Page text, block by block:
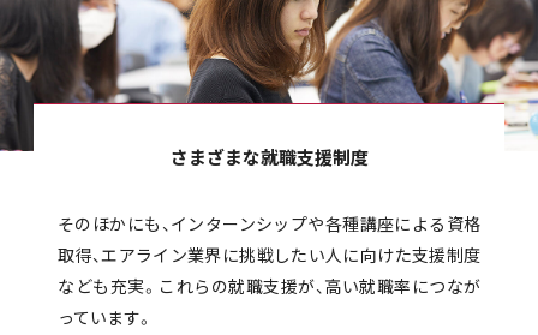
さまざまな就職支援制度
そのほかにも、インターンシップや各種講座による資格
取得、エアライン業界に挑戦したい人に向けた支援制度
なども充実。これらの就職支援が、高い就職率につなが
っています。